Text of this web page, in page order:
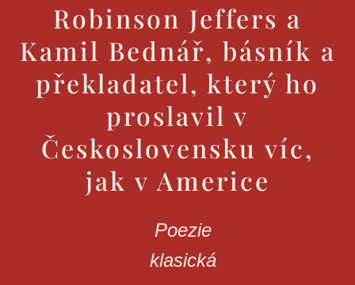
Robinson Jeffers a
Kamil Bednář, básník a
překladatel, který ho
proslavil v
Československu víc,
jak v Americe
Poezie
klasická